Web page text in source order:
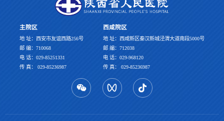
主院区
地 址：西安市友谊西路256号
邮 编：710068
电 话：029-85251331
传 真： 029-85236987
西咸院区
地 址：西咸新区秦汉新城泾渭大道南段5000号
邮 编：712038
电 话：029-968120
传 真： 029-85236987